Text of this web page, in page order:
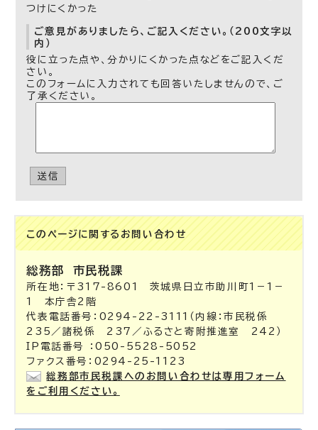
つけにくかった
ご意見がありましたら、ご記入ください。（200文字以
内）
役に立った点や、分かりにくかった点などをご記入くだ
さい。
このフォームに入力されても回答いたしませんので、ご
了承ください。
送信
このページに関する お問い合わせ
総務部 市民税課
所在地：〒317-8601 茨城県日立市助川町1－1－
1 本庁舎2階
代表電話番号：0294-22-3111（内線：市民税係
235／諸税係 237／ふるさと寄附推進室 242）
IP電話番号 ：050-5528-5052
ファクス番号：0294-25-1123
総務部市民税課へのお問い合わせは専用フォーム
をご利用ください。